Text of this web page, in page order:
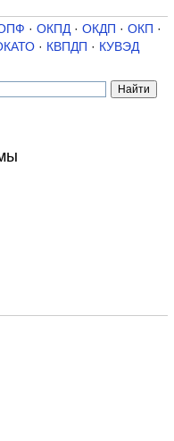
· ОКПД· ОКДП · ОКП ·
· КВПДП · КУВЭД